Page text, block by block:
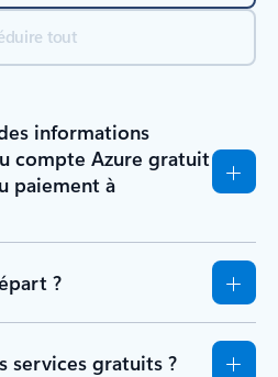
tout
informations
compte Azure gratuit
paiement à
?
services gratuits ?